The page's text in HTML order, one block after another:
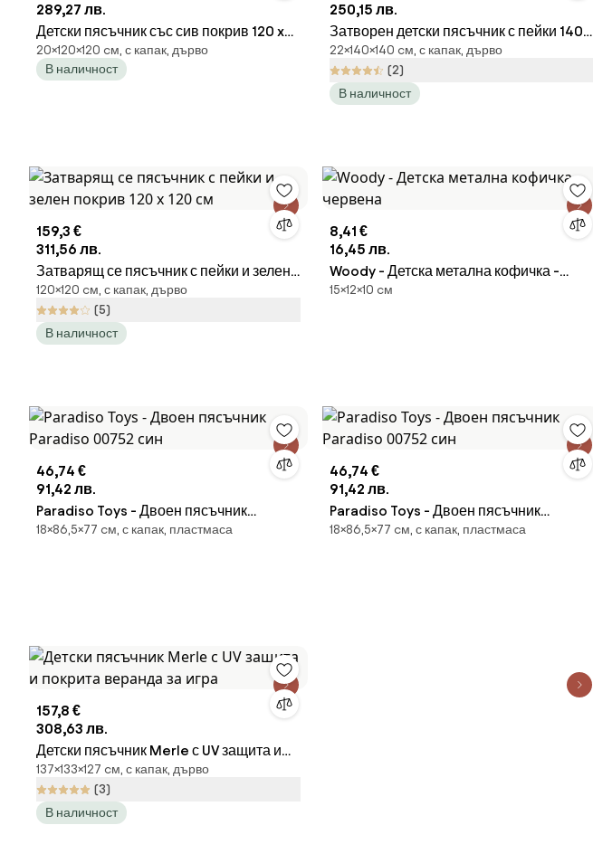
289,27 лв.
Детски пясъчник със сив покрив 120 x
120 cm
20×120×120 cм, с капак, дърво
В наличност
250,15 лв.
Затворен детски пясъчник с пейки 140 x
140 cm
22×140×140 cм, с капак, дърво
(2)
В наличност
159,3 €
311,56 лв.
Затварящ се пясъчник с пейки и зелен
покрив 120 х 120 см
120×120 cм, с капак, дърво
(5)
В наличност
8,41 €
16,45 лв.
Woody - Детска метална кофичка -
червена
15×12×10 cм
46,74 €
91,42 лв.
Paradiso Toys - Двоен пясъчник
Paradiso 00752 син
18×86,5×77 cм, с капак, пластмаса
46,74 €
91,42 лв.
Paradiso Toys - Двоен пясъчник
Paradiso 00752 син
18×86,5×77 cм, с капак, пластмаса
157,8 €
308,63 лв.
Детски пясъчник Merle с UV защита и
покрита веранда за игра
137×133×127 cм, с капак, дърво
(3)
В наличност